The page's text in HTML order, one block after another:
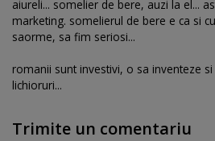
aiureli... somelier de bere, auzi la el...
marketing. somelierul de bere e ca si
saorme, sa fim seriosi...
romanii sunt investivi, o sa inventeze
lichioruri...
Trimite un comentariu